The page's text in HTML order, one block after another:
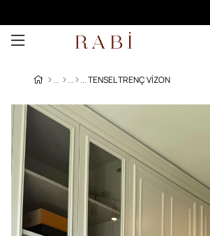
TENSEL TRENÇ VIZON